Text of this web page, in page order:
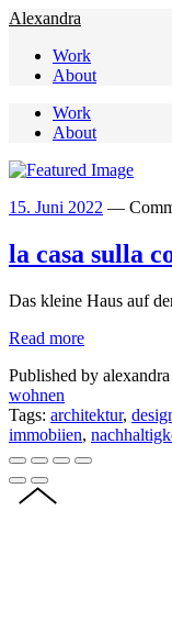
Alexandra
Work
About
Work
About
15. Juni 2022 —
la casa sulla
Das kleine Haus auf
Read more
Published by
wohnen
Tags: architektur,
immobiien,